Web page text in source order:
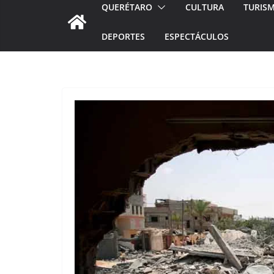
QUERÉTARO CULTURA
DEPORTES ESPECTÁCULOS